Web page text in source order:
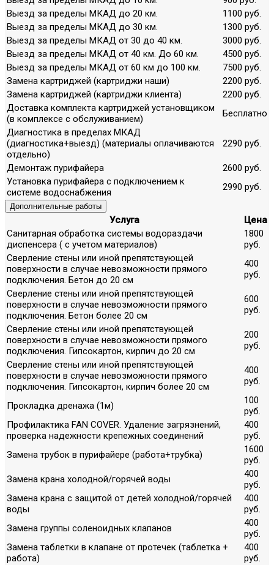
Выезд за пределы МКАД до 20 км.
1100 руб.
Выезд за пределы МКАД до 30 км.
1300 руб.
Выезд за пределы МКАД от 30 до 40 км.
3000 руб.
Выезд за пределы МКАД от 40 км. До 60 км.
4500 руб.
Выезд за пределы МКАД от 60 км до 100 км.
7500 руб.
Замена картриджей (картриджи наши)
2200 руб.
Замена картриджей (картриджи клиента)
2200 руб.
Доставка комплекта картриджей установщиком
(в комплексе с обслуживанием)
Бесплатно
Диагностика в пределах МКАД
(диагностика+выезд) (материалы оплачиваются
отдельно)
2290 руб.
Демонтаж пурифайера
2600 руб.
Установка пурифайера с подключением к
системе водоснабжения
2990 руб.
Дополнительные работы
Услуга
Цена
Санитарная обработка системы водораздачи
диспенсера ( с учетом материалов)
1800
руб.
Сверление стены или иной препятствующей
поверхности в случае невозможности прямого
подключения. Бетон до 20 см
400
руб.
Сверление стены или иной препятствующей
поверхности в случае невозможности прямого
подключения. Бетон более 20 см
600
руб.
Сверление стены или иной препятствующей
поверхности в случае невозможности прямого
подключения. Гипсокартон, кирпич до 20 см
200
руб.
Сверление стены или иной препятствующей
поверхности в случае невозможности прямого
подключения. Гипсокартон, кирпич более 20 см
400
руб.
Прокладка дренажа (1м)
100
руб.
Профилактика FAN COVER. Удаление загрязнений,
проверка надежности крепежных соединений
400
руб.
Замена трубок в пурифайере (работа+трубка)
1600
руб.
Замена крана холодной/горячей воды
400
руб.
Замена крана с защитой от детей холодной/горячей
воды
400
руб.
Замена группы соленоидных клапанов
400
руб.
Замена таблетки в клапане от протечек (таблетка +
работа)
400
руб.